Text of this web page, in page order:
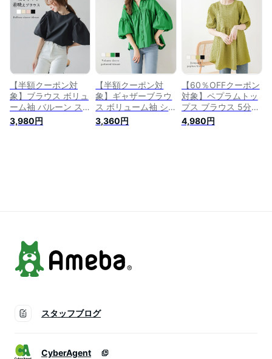
便 2026春夏
【lstp302-61f】【即
納：1-5営業日】
【送料無料】ヤ込1
ール便 2026春夏
【lstp302-72f】【即
納：1-5営業日】
【送料無料】ユ込2
ィース おすすめ お
しゃれ ブラック フ
リーサイズ メール便
2026春夏
【lstp302-57f】
【即納：1-5営業
日】【送料無料】ユ
込3
【半額クーポン対
象】ブラウス ボリュ
ーム袖 バルーン ス
リーブ 5分袖 さらり
トップス レディース
3,980円
【半額クーポン対
象】ギャザーブラウ
ス ボリューム袖 シ
ャツ 5分袖 上品 キレ
イめ 大人可愛い ト
3,360円
【60％OFFクーポン
対象】ペプラムトッ
プス ブラウス 5分袖
大人可愛い 韓国ファ
ッション 抜け感 レ
4,980円
スタッフブログ
CyberAgent